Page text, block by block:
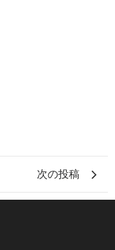
次の投稿